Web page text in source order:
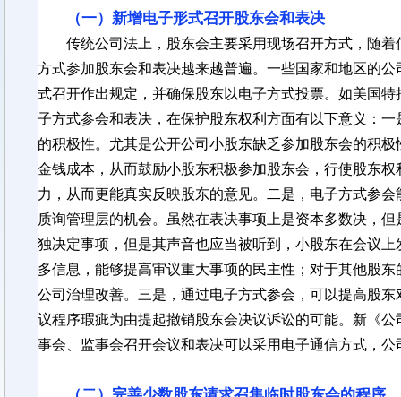
（一）新增电子形式召开股东会和表决
传统公司法上，股东会主要采用现场召开方式，随
方式参加股东会和表决越来越普遍。一些国家和地区的
式召开作出规定，并确保股东以电子方式投票。如美国
子方式参会和表决 ，在保护股东权利方面有以下意义：
的积极性。尤其是公开公司小股东缺乏参加股东会的积
金钱成本，从而鼓励小股东积极参加股东会，行使股东
力，从而更能真实反映股东的意见。二是，电子方式参
质询管理层的机会。虽然在表决事项上是资本多数决，
独决定事项，但是其声音也应当被听到，小股东在会议
多信息，能够提高审议重大事项的民主性；对于其他股
公司治理改善。三是，通过电子方式参会，可以提高股
议程序瑕疵为由提起撤销股东会决议诉讼的可能。新《公
事会、监事会召开会议和表决可以采用电子通信方式，